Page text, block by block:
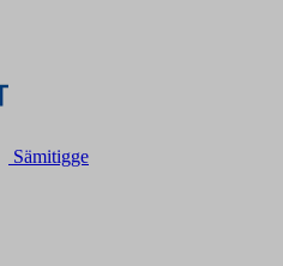
Sämitigge